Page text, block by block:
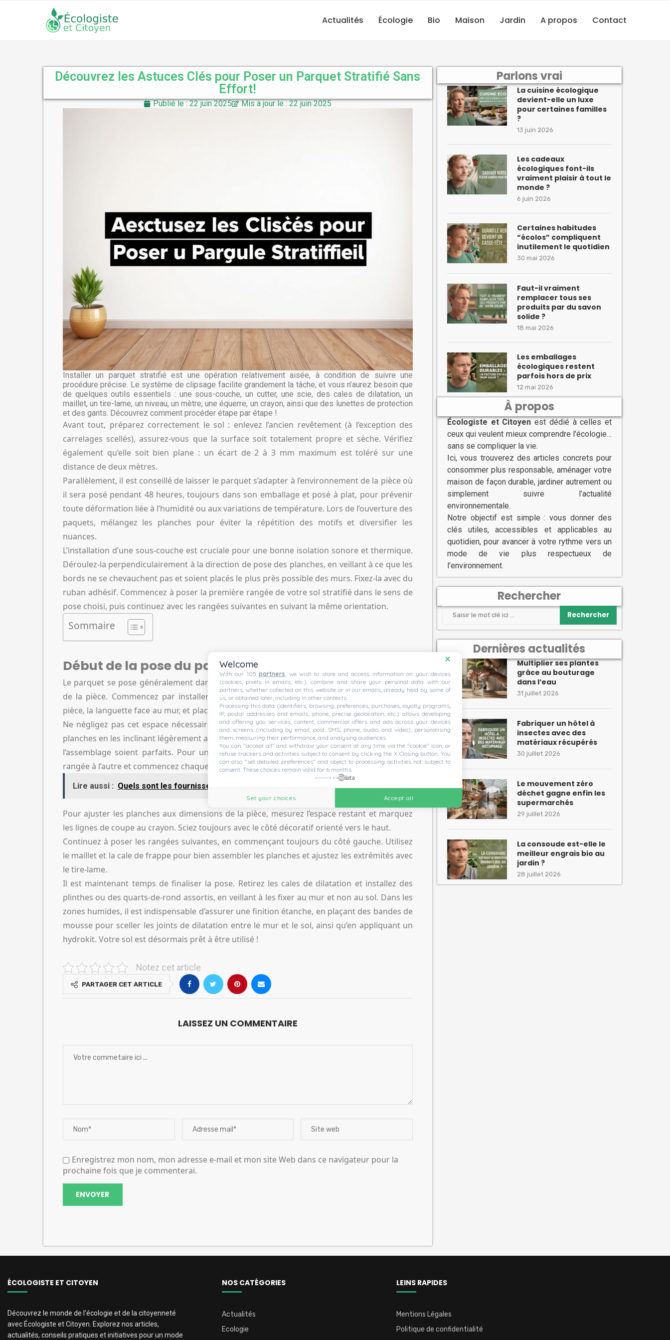
Actualités Écologie Bio Maison Jardin A propos Contact
Découvrez les Astuces Clés pour Poser un Parquet Stratifié Sans
Effort!
Publié le : 22 juin 2025 Mis à jour le : 22 juin 2025
Installer un parquet stratifié est une opération relativement aisée, à condition de suivre une
procédure précise. Le système de clipsage facilite grandement la tâche, et vous n’aurez besoin que
de quelques outils essentiels : une sous-couche, un cutter, une scie, des cales de dilatation, un
maillet, un tire-lame, un niveau, un mètre, une équerre, un crayon, ainsi que des lunettes de protection
et des gants. Découvrez comment procéder étape par étape !
Avant tout, préparez correctement le sol : enlevez l’ancien revêtement (à l’exception des
carrelages scellés), assurez-vous que la surface soit totalement propre et sèche. Vérifiez
également qu’elle soit bien plane : un écart de 2 à 3 mm maximum est toléré sur une
distance de deux mètres.
Parallèlement, il est conseillé de laisser le parquet s’adapter à l’environnement de la pièce où
il sera posé pendant 48 heures, toujours dans son emballage et posé à plat, pour prévenir
toute déformation liée à l’humidité ou aux variations de température. Lors de l’ouverture des
paquets, mélangez les planches pour éviter la répétition des motifs et diversifier les
nuances.
L’installation d’une sous-couche est cruciale pour une bonne isolation sonore et thermique.
Déroulez-la perpendiculairement à la direction de pose des planches, en veillant à ce que les
bords ne se chevauchent pas et soient placés le plus près possible des murs. Fixez-la avec du
ruban adhésif. Commencez à poser la première rangée de votre sol stratifié dans le sens de
pose choisi, puis continuez avec les rangées suivantes en suivant la même orientation.
Sommaire
Début de la pose du parquet
Le parquet se pose généralement dans le sens de la lumière entrante ou dans la longueur
de la pièce. Commencez par installer les premières planches dans un coin gauche de la
pièce, la languette face au mur, et placez des cales de dilatation entre le mur et les planches.
Ne négligez pas cet espace nécessaire pour éviter que le sol ne se déforme. Emboîtez les
planches en les inclinant légèrement avant de les abaisser ; assurez-vous que l’alignement et
l’assemblage soient parfaits. Pour une installation en quinconce, décalez les joints d’une
rangée à l’autre et commencez chaque nouvelle rangée avec les chutes de la précédente.
Lire aussi : Quels sont les fournisseurs de gaz les moins chers du marché ?
Pour ajuster les planches aux dimensions de la pièce, mesurez l’espace restant et marquez
les lignes de coupe au crayon. Sciez toujours avec le côté décoratif orienté vers le haut.
Continuez à poser les rangées suivantes, en commençant toujours du côté gauche. Utilisez
le maillet et la cale de frappe pour bien assembler les planches et ajustez les extrémités avec
le tire-lame.
Il est maintenant temps de finaliser la pose. Retirez les cales de dilatation et installez des
plinthes ou des quarts-de-rond assortis, en veillant à les fixer au mur et non au sol. Dans les
zones humides, il est indispensable d’assurer une finition étanche, en plaçant des bandes de
mousse pour sceller les joints de dilatation entre le mur et le sol, ainsi qu’en appliquant un
hydrokit. Votre sol est désormais prêt à être utilisé !
Notez cet article
PARTAGER CET ARTICLE
LAISSEZ UN COMMENTAIRE
Enregistrez mon nom, mon adresse e-mail et mon site Web dans ce navigateur pour la
prochaine fois que je commenterai.
Parlons vrai
La cuisine écologique
devient-elle un luxe
pour certaines familles
?
13 juin 2026
Les cadeaux
écologiques font-ils
vraiment plaisir à tout le
monde ?
6 juin 2026
Certaines habitudes
“écolos” compliquent
inutilement le quotidien
30 mai 2026
Faut-il vraiment
remplacer tous ses
produits par du savon
solide ?
18 mai 2026
Les emballages
écologiques restent
parfois hors de prix
12 mai 2026
À propos
Écologiste et Citoyenest dédié à celles et
ceux qui veulent mieux comprendre l’écologie…
sans se compliquer la vie.
Ici, vous trouverez des articles concrets pour
consommer plus responsable, aménager votre
maison de façon durable, jardiner autrement ou
simplement suivre l’actualité
environnementale.
Notre objectif est simple : vous donner des
clés utiles, accessibles et applicables au
quotidien, pour avancer à votre rythme vers un
mode de vie plus respectueux de
l’environnement.
Rechercher
Rechercher
Dernières actualités
Multiplier ses plantes
grâce au bouturage
dans l’eau
31 juillet 2026
Fabriquer un hôtel à
insectes avec des
matériaux récupérés
30 juillet 2026
Le mouvement zéro
déchet gagne enfin les
supermarchés
29 juillet 2026
La consoude est-elle le
meilleur engrais bio au
jardin ?
28 juillet 2026
ÉCOLOGISTE ET CITOYEN
Découvrez le monde de l’écologie et de la citoyenneté
avec Écologiste et Citoyen. Explorez nos articles,
actualités, conseils pratiques et initiatives pour un mode
NOS CATÉGORIES
Actualités
Ecologie
LEINS RAPIDES
Mentions Légales
Politique de confidentialité
Welcome
With our 105partners, we wish to store and access information on your devices
(cookies, pixels in emails, etc.), combine and share your personal data with our
partners, whether collected on this website or in our emails, already held by some of
us, or obtained later, including in other contexts.
Processing this data (identifiers, browsing, preferences, purchases, loyalty programs,
IP, postal addresses and emails, phone, precise geolocation, etc.) allows developing
and offering you services, content, commercial offers and ads across your devices
and screens (including by email, post, SMS, phone, audio, and video), personalising
them, measuring their performance, and analysing audiences.
You can "accept all" and withdraw your consent at any time via the "cookie" icon, or
refuse trackers and activities subject to consent by clicking the X Closing button. You
can also "set detailed preferences" and object to processing activities not subject to
consent. These choices remain valid for 6 months.
powered by
Set your choices Accept all